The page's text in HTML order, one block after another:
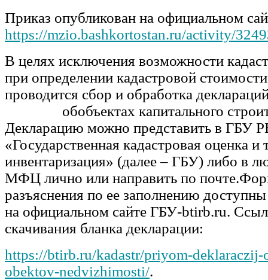
Приказ опубликован на официальном
https://mzio.bashkortostan.ru/activity/
В целях исключения возможности
при определении кадастровой
проводится сбор и обработка
обобъектах капитального
Декларацию можно представить в ГБУ
«Государственная кадастровая оценка и
инвентаризация» (далее – ГБУ) либо в
МФЦ лично или направить по
разъяснения по ее заполнению
на официальном сайте ГБУ-btirb.ru.
скачивания бланка декларации:
https://btirb.ru/kadastr/priyom-deklaraczij-
obektov-nedvizhimosti/.